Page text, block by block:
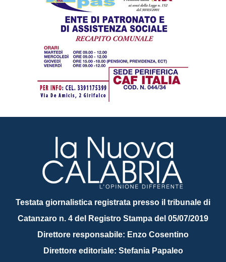
Testata giornalistica registrata presso il tribunale di
Catanzaro n. 4 del Registro Stampa del 05/07/2019
Direttore responsabile: Enzo Cosentino
Direttore editoriale: Stefania Papaleo